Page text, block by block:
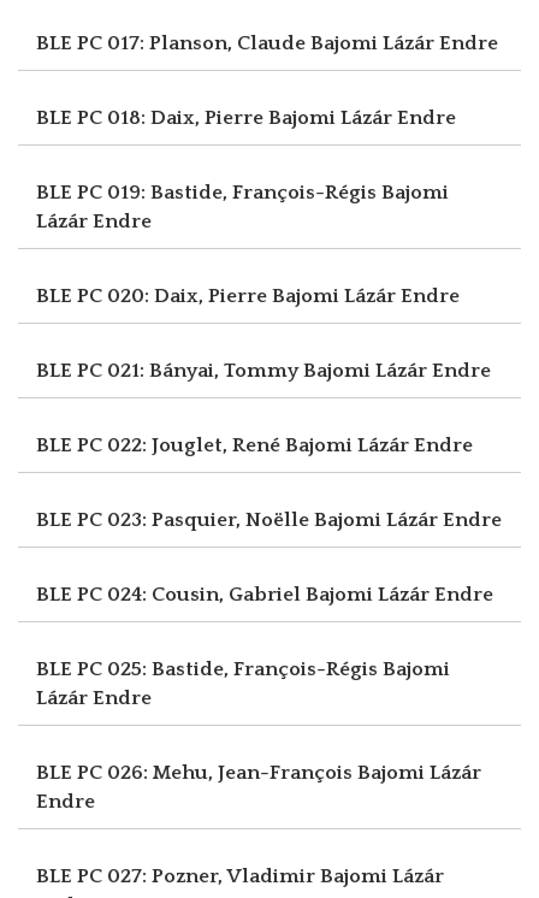
BLE PC 017: Planson, Claude Bajomi Lázár Endre
BLE PC 018: Daix, Pierre Bajomi Lázár Endre
BLE PC 019: Bastide, François-Régis Bajomi
Lázár Endre
BLE PC 020: Daix, Pierre Bajomi Lázár Endre
BLE PC 021: Bányai, TommyBajomi Lázár Endre
BLE PC 022: Jouglet, René Bajomi Lázár Endre
BLE PC 023: Pasquier, Noëlle Bajomi Lázár Endre
BLE PC 024: Cousin, Gabriel Bajomi Lázár Endre
BLE PC 025: Bastide, François-Régis Bajomi
Lázár Endre
BLE PC 026: Mehu, Jean-François Bajomi Lázár
Endre
BLE PC 027: Pozner, Vladimir Bajomi Lázár